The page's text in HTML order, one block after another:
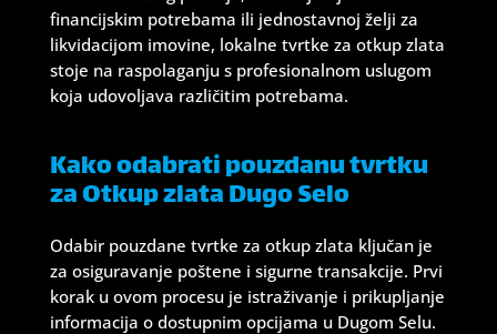
financijskim potrebama ili jednostavnoj želji za
likvidacijom imovine, lokalne tvrtke za otkup zlata
stoje na raspolaganju s profesionalnom uslugom
koja udovoljava različitim potrebama.
Kako odabrati pouzdanu tvrtku
za Otkup zlata Dugo Selo
Odabir pouzdane tvrtke za otkup zlata ključan je
za osiguravanje poštene i sigurne transakcije. Prvi
korak u ovom procesu je istraživanje i prikupljanje
informacija o dostupnim opcijama u Dugom Selu.